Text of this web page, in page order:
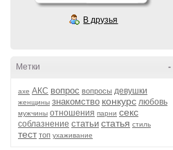
В друзья
-
Метки
axe АКС вопрос вопросы девушки
женщины знакомство конкурс любовь
мужчины отношения парни секс
соблазнение статьи статья стиль
тест топ ухаживание